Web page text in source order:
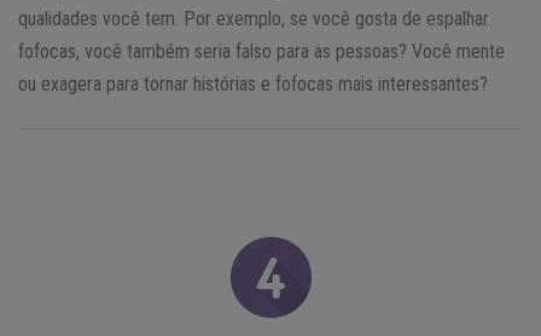
qualidades você tem. Por exemplo, se você gosta de espalhar
fofocas, você também seria falso para as pessoas? Você mente
ou exagera para tornar histórias e fofocas mais interessantes?